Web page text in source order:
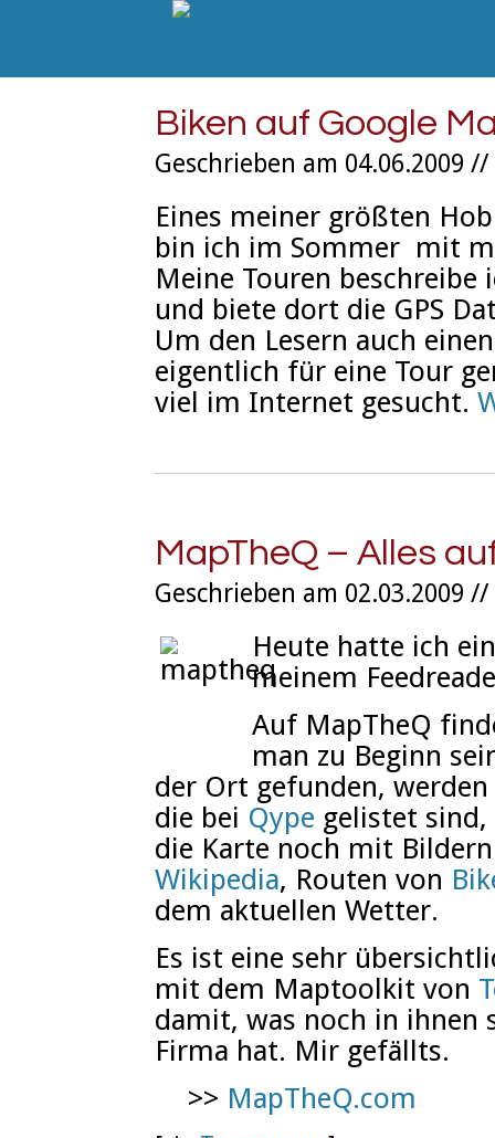
Biken auf Google
Geschrieben am 04.06.2009 //
Eines meiner größten
bin ich im Sommer mit
Meine Touren
und biete dort die GPS
Um den Lesern auch
eigentlich für eine Tour
viel im Internet gesucht.
MapTheQ – Alles
Geschrieben am 02.03.2009 //
Heute hatte ich
meinem
Auf MapTheQ
man zu Beginn
der Ort gefunden,
die bei Qype gelistet
die Karte noch mit
Wikipedia, Routen von
dem aktuellen Wetter.
Es ist eine sehr
mit dem Maptoolkit von
damit, was noch in ihnen
Firma hat. Mir gefällts.
>> MapTheQ.com